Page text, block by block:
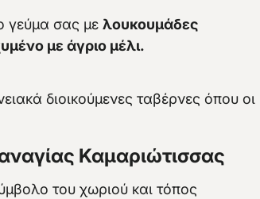
γεύμα σας με λουκουμάδες
με άγριο μέλι.
διοικούμενες ταβέρνες όπου οι
Καμαριώτισσας
του χωριού και τόπος